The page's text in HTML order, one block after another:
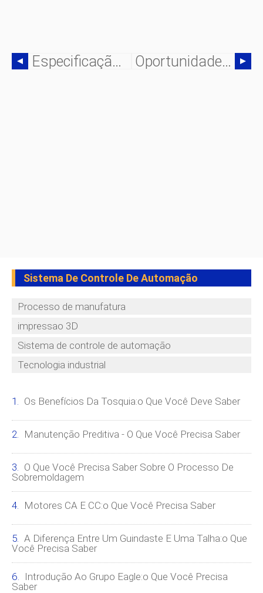
Especificação De Recintos Industriais Oportunidades De Eficiência Energética Em Sistemas De Bombeamento
Sistema De Controle De Automação
Processo de manufatura
impressao 3D
Sistema de controle de automação
Tecnologia industrial
Os Benefícios Da Tosquia:o Que Você Deve Saber
Manutenção Preditiva - O Que Você Precisa Saber
O Que Você Precisa Saber Sobre O Processo De
Sobremoldagem
Motores CA E CC:o Que Você Precisa Saber
A Diferença Entre Um Guindaste E Uma Talha:o Que
Você Precisa Saber
Introdução Ao Grupo Eagle:o Que Você Precisa
Saber